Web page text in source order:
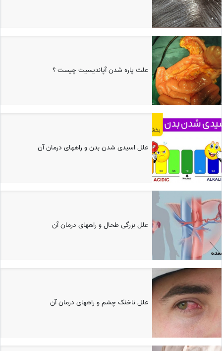
علت پاره شدن آپاندیسیت چیست ؟
علل اسیدی شدن بدن و راههای درمان آن
علل بزرگی طحال و راههای درمان آن
علل ناخنک چشم و راههای درمان آن